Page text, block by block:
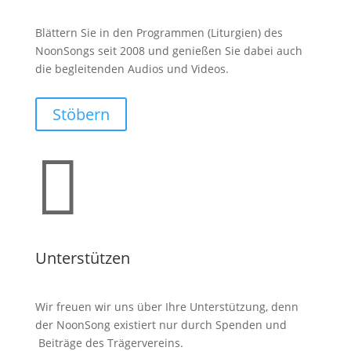
Blättern Sie in den Programmen (Liturgien) des
NoonSongs seit 2008 und genießen Sie dabei auch
die begleitenden Audios und Videos.
Stöbern

Unterstützen
Wir freuen wir uns über Ihre Unterstützung, denn
der NoonSong existiert nur durch Spenden und
Beiträge des Trägervereins.